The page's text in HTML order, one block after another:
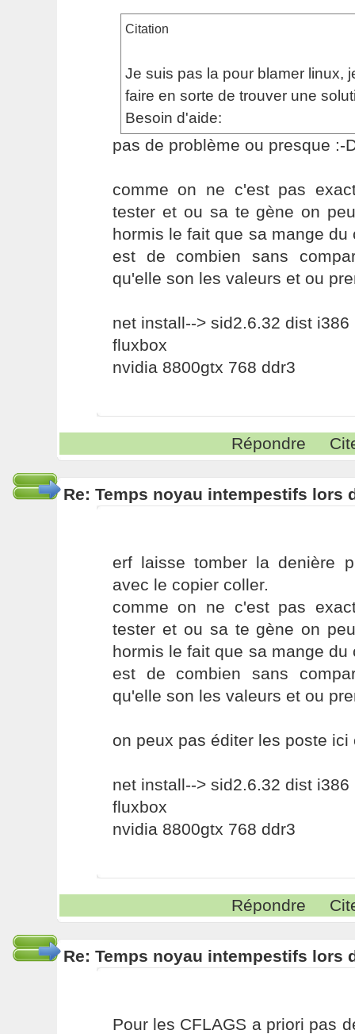
Citation
Je suis pas la pour blamer linux,
faire en sorte de trouver une
Besoin d'aide:
pas de problème ou presque :-
comme on ne c'est pas
tester et ou sa te gène on
hormis le fait que sa mange
est de combien sans
qu'elle son les valeurs et ou
net install--> sid2.6.32 dist i386
fluxbox
nvidia 8800gtx 768 ddr3
Répondre
Re: Temps noyau intempestifs lors
erf laisse tomber la denière
avec le copier coller.
comme on ne c'est pas
tester et ou sa te gène on
hormis le fait que sa mange
est de combien sans
qu'elle son les valeurs et ou
on peux pas éditer les poste ici
net install--> sid2.6.32 dist i386
fluxbox
nvidia 8800gtx 768 ddr3
Répondre
Re: Temps noyau intempestifs lors
Pour les CFLAGS a priori pas